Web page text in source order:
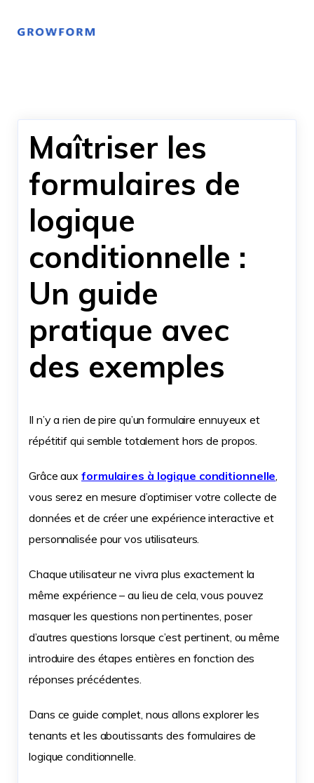
Maîtriser les
formulaires de
logique
conditionnelle :
Un guide
pratique avec
des exemples
Il n’y a rien de pire qu’un formulaire ennuyeux et
répétitif qui semble totalement hors de propos.
Grâce aux formulaires à logique conditionnelle,
vous serez en mesure d’optimiser votre collecte de
données et de créer une expérience interactive et
personnalisée pour vos utilisateurs.
Chaque utilisateur ne vivra plus exactement la
même expérience – au lieu de cela, vous pouvez
masquer les questions non pertinentes, poser
d’autres questions lorsque c’est pertinent, ou même
introduire des étapes entières en fonction des
réponses précédentes.
Dans ce guide complet, nous allons explorer les
tenants et les aboutissants des formulaires de
logique conditionnelle.